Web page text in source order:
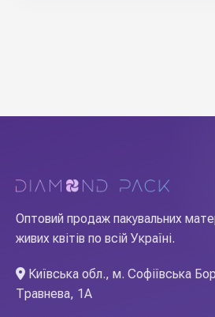
Оптовий продаж пакувальних
живих квітів по всій Україні.
Київська обл., м. Софіївська
Травнева, 1А